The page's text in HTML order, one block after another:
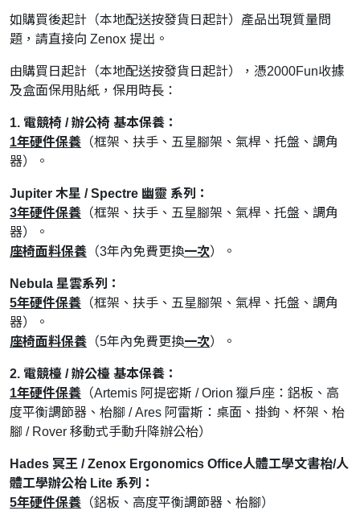
如購買後起計（本地配送按發貨日起計）產品出現質量問
題，請直接向 Zenox 提出。
由購買日起計（本地配送按發貨日起計），憑2000Fun收據
及盒面保用貼紙，保用時長：
1. 電競椅 / 辦公椅 基本保養：
1年硬件保養 （框架、扶手、五星腳架、氣桿、托盤、調角
器）。
Jupiter 木星 / Spectre 幽靈 系列：
3年硬件保養 （框架、扶手、五星腳架、氣桿、托盤、調角
器）。
座椅面料保養 （3年內免費更換一次）。
Nebula 星雲系列：
5年硬件保養 （框架、扶手、五星腳架、氣桿、托盤、調角
器）。
座椅面料保養 （5年內免費更換一次）。
2. 電競檯 / 辦公檯 基本保養：
1年硬件保養 （Artemis 阿提密斯 / Orion 獵戶座：鋁板、高
度平衡調節器、枱腳 / Ares 阿雷斯：桌面、掛鉤、杯架、枱
腳 / Rover 移動式手動升降辦公枱）
Hades 冥王 / Zenox Ergonomics Office人體工學文書枱/人
體工學辦公枱 Lite 系列：
5年硬件保養 （鋁板、高度平衡調節器、枱腳）